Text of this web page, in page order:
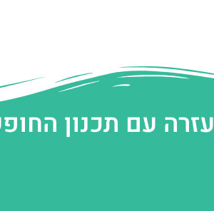
עזרה עם תכנון